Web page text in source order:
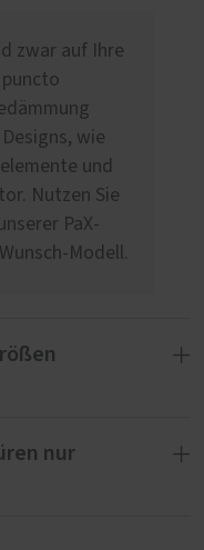
zwar auf Ihre
wie
und
Nutzen Sie
PaX-
Modell.
nach
nur